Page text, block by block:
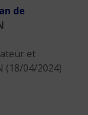
de
et
(18/04/2024)